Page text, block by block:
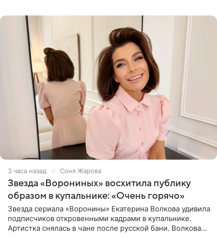
3 часа назад Соня Жарова
Звезда «Ворониных» восхитила публику
образом в купальнике: «Очень горячо»
Звезда сериала «Воронины» Екатерина Волкова удивила
подписчиков откровенными кадрами в купальнике.
Артистка снялась в чане после русской бани. Волкова